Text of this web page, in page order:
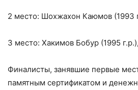
2 место: Шохжахон Каюмов (1993
3 место: Хакимов Бобур (1995
Финалисты, занявшие первые
памятным сертификатом и